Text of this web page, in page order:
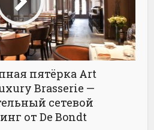
пятёрка Art
Brasserie —
сетевой
от De Bondt